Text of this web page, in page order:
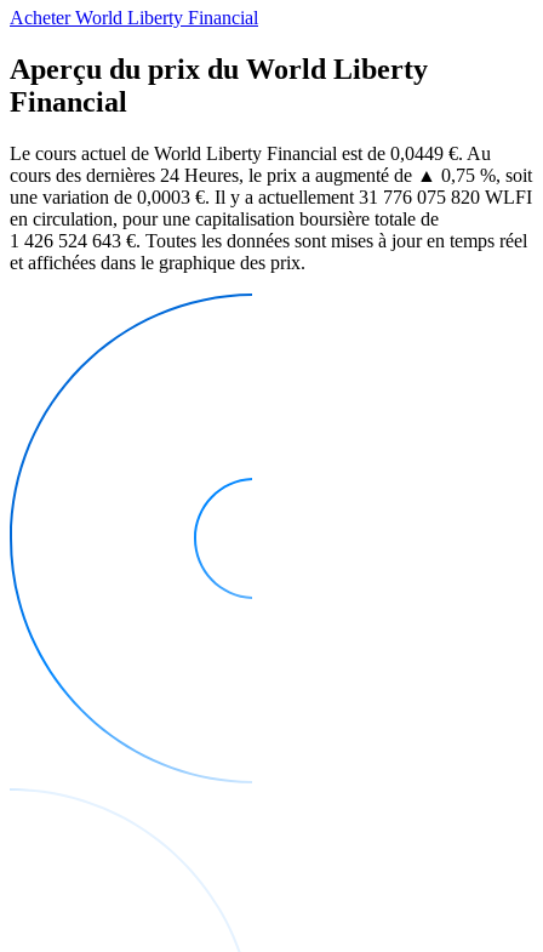
Acheter World Liberty Financial
Aperçu du prix du World Liberty
Financial
Le cours actuel de World Liberty Financial est de 0,0449 €. Au
cours des dernières 24 Heures, le prix a augmenté de ▲ 0,75 %, soit
une variation de 0,0003 €. Il y a actuellement 31 776 075 820 WLFI
en circulation, pour une capitalisation boursière totale de
1 426 524 643 €. Toutes les données sont mises à jour en temps réel
et affichées dans le graphique des prix.